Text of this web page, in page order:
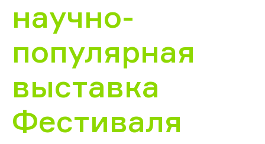
научно-
популярная
выставка
Фестиваля